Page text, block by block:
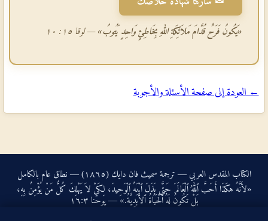
«يَكُونُ فَرَحٌ قُدَّامَ مَلاَئِكَةِ اللهِ بِخَاطِئٍ وَاحِدٍ يَتُوبُ»— لوقا ١٥: ١٠
← العودة إلى صفحة الأسئلة والأجوبة
الكتاب المقدس العربي — ترجمة سميث فان دايك (١٨٦٥) — نطاق عام بالكامل
«لأَنَّهُ هكَذَا أَحَبَّ ٱللهُ ٱلْعَالَمَ حَتَّى بَذَلَ ٱبْنَهُ ٱلْوَحِيدَ، لِكَيْ لاَ يَهْلِكَ كُلُّ مَنْ يُؤْمِنُ بِهِ،
بَلْ تَكُونُ لَهُ ٱلْحَيَاةُ ٱلأَبَدِيَّةُ.» — يوحنا ‏٣‏:‏١٦‏